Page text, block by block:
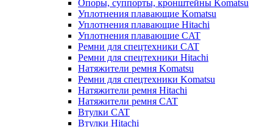
Опоры, суппорты, кронштейны Komatsu
Уплотнения плавающие Komatsu
Уплотнения плавающие Hitachi
Уплотнения плавающие CAT
Ремни для спецтехники CAT
Ремни для спецтехники Hitachi
Натяжители ремня Komatsu
Ремни для спецтехники Komatsu
Натяжители ремня Hitachi
Натяжители ремня CAT
Втулки CAT
Втулки Hitachi